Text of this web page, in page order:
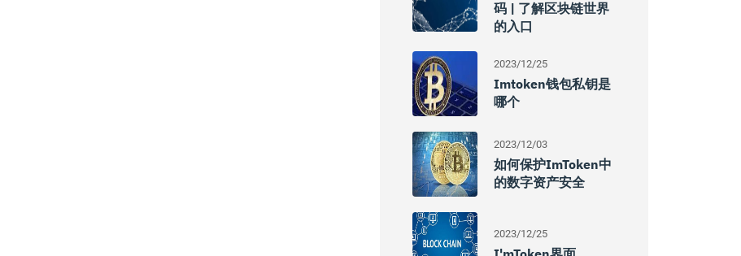
码 | 了解区块链世界
的入口
2023/12/25
Imtoken钱包私钥是
哪个
2023/12/03
如何保护imToken中
的数字资产安全
2023/12/25